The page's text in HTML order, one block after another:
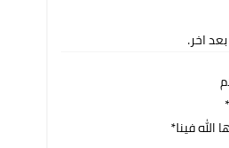
اخر.
الله فينا*